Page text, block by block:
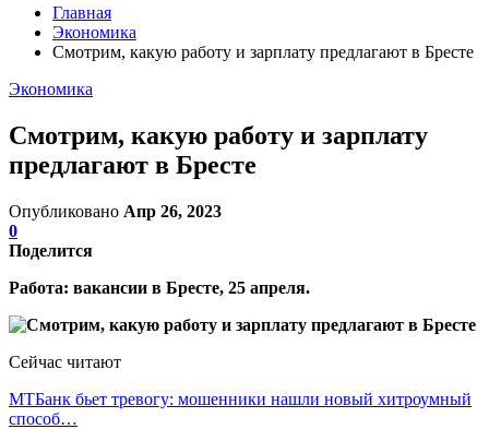
Главная
Экономика
Смотрим, какую работу и зарплату предлагают в Бресте
Экономика
Смотрим, какую работу и зарплату
предлагают в Бресте
Опубликовано Апр 26, 2023
0
Поделится
Работа: вакансии в Бресте, 25 апреля.
Сейчас читают
МТБанк бьет тревогу: мошенники нашли новый хитроумный
способ…